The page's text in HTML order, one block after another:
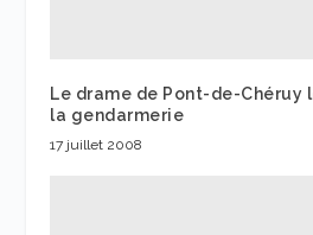
Le drame de Pont-de-Chéruy
la gendarmerie
17 juillet 2008